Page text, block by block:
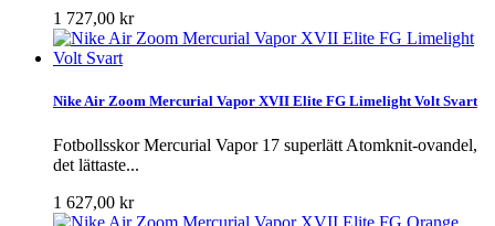
1 727,00 kr
Nike Air Zoom Mercurial Vapor XVII Elite FG Limelight Volt Svart
Fotbollsskor Mercurial Vapor 17 superlätt Atomknit-ovandel,
det lättaste...
1 627,00 kr